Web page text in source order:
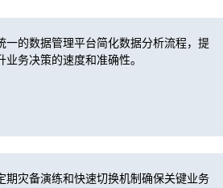
一的数据管理平台简化数据分析流程，提
业务决策的速度和准确性。
期灾备演练和快速切换机制确保关键业务